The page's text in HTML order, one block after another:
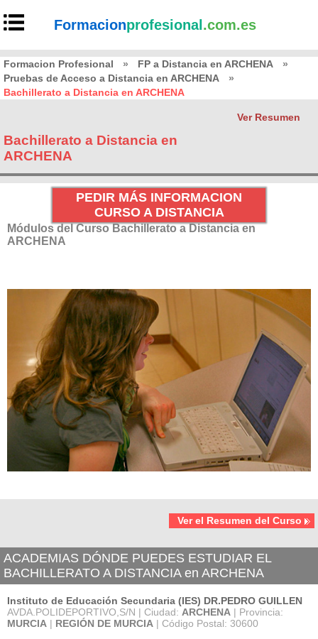
Formacionprofesional .com.es
Formacion Profesional » FP a Distancia en ARCHENA
»
Pruebas de Acceso a Distancia en ARCHENA
»
Bachillerato a Distancia en ARCHENA
Ver Resumen
Bachillerato a Distancia en
ARCHENA
PEDIR MÁS INFORMACION
CURSO A DISTANCIA
Módulos del Curso Bachillerato a Distancia en
ARCHENA
Ver el Resumen del Curso
ACADEMIAS DÓNDE PUEDES ESTUDIAR EL
BACHILLERATO A DISTANCIA en ARCHENA
Instituto de Educación Secundaria (IES) DR.PEDRO GUILLEN
AVDA.POLIDEPORTIVO,S/N | Ciudad: ARCHENA | Provincia:
MURCIA | REGIÓN DE MURCIA | Código Postal: 30600